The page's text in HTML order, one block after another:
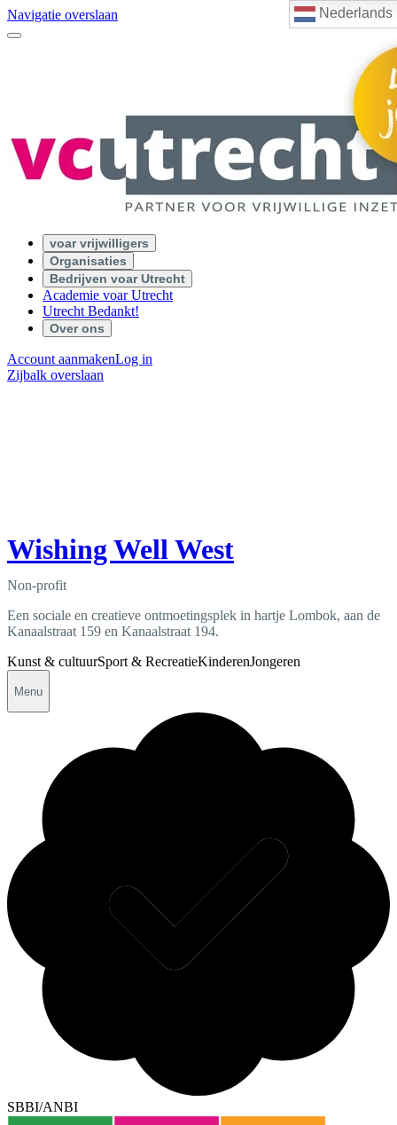
Nederlands
Navigatie overslaan
voar vrijwilligers
Organisaties
Bedrijven voar Utrecht
Academie voar Utrecht
Utrecht Bedankt!
Over ons
Account aanmakenLog in
Zijbalk overslaan
Wishing Well West
Non-profit
Een sociale en creatieve ontmoetingsplek in hartje Lombok, aan de
Kanaalstraat 159 en Kanaalstraat 194.
Kunst & cultuurSport & RecreatieKinderenJongeren
Menu
SBBI/ANBI